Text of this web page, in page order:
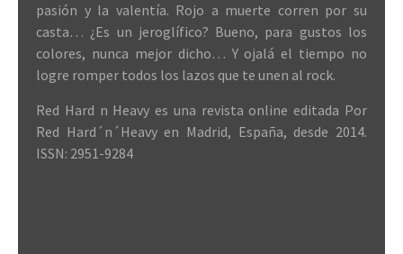
pasión y la valentía. Rojo a muerte corren por su
casta… ¿Es un jeroglífico? Bueno, para gustos los
colores, nunca mejor dicho… Y ojalá el tiempo no
logre romper todos los lazos que te unen al rock.
Red Hard n Heavy es una revista online editada Por
Red Hard´n´Heavy en Madrid, España, desde 2014.
ISSN: 2951-9284